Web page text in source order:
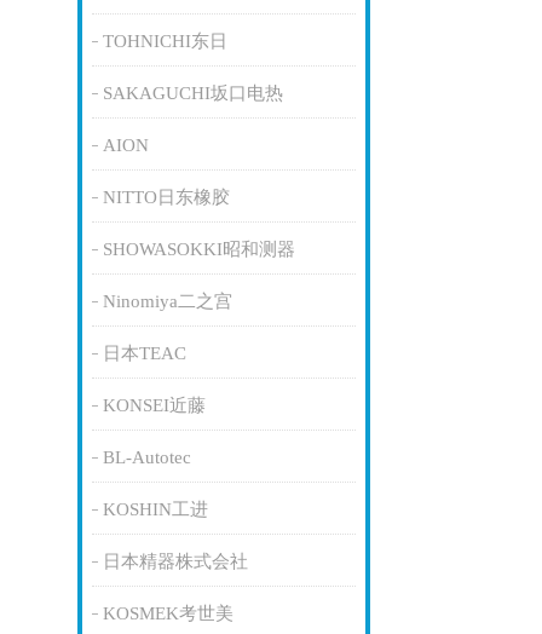
TOHNICHI东日
SAKAGUCHI坂口电热
AION
NITTO日东橡胶
SHOWASOKKI昭和测器
Ninomiya二之宫
日本TEAC
KONSEI近藤
BL-Autotec
KOSHIN工进
日本精器株式会社
KOSMEK考世美